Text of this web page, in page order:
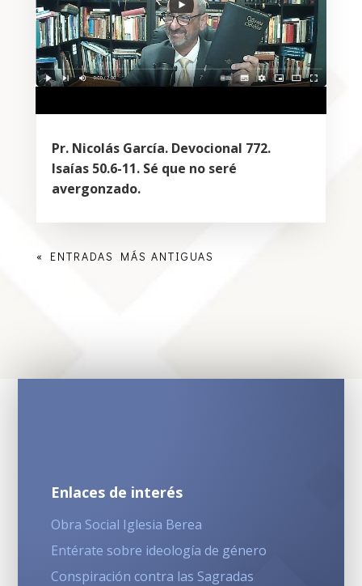
Pr. Nicolás García. Devocional 772.
Isaías 50.6-11. Sé que no seré
avergonzado.
« ENTRADAS MÁS ANTIGUAS
Enlaces de interés
Obra Social Iglesia Berea
Entérate sobre ideología de género
Conspiración contra las Sagradas